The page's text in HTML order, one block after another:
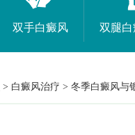
双手白癜风 双腿
> 白癜风治疗 > 冬季白癜风与